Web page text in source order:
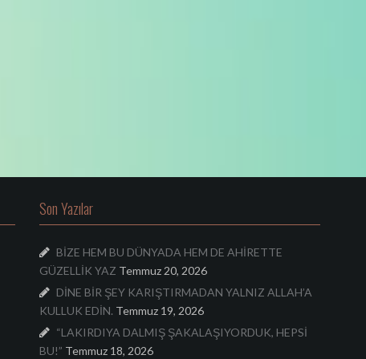
Son Yazılar
BİZE HEM BU DÜNYADA HEM DE AHİRETTE
GÜZELLİK YAZ Temmuz 20, 2026
DİNE BİR ŞEY KARIŞTIRMADAN YALNIZ ALLAH’A
KULLUK EDİN. Temmuz 19, 2026
“LAKIRDIYA DALMIŞ ŞAKALAŞIYORDUK, HEPSİ
BU!” Temmuz 18, 2026